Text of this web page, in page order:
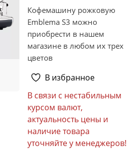
Кофемашину рожковую
Emblema S3 можно
приобрести в нашем
магазине в любом их трех
цветов
В избранное
В связи с нестабильным
курсом валют,
актуальность цены и
наличие товара
уточняйте у менеджеров!